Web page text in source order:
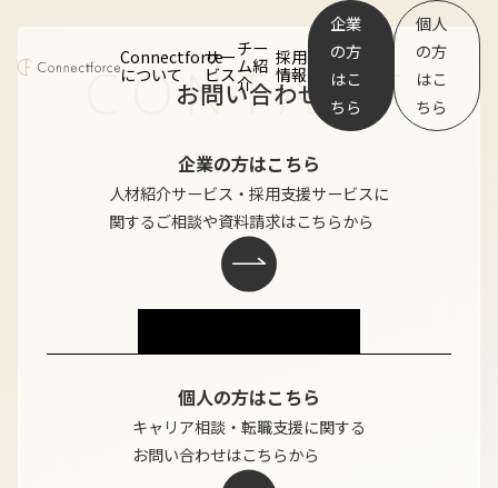
Connectforce
について
サー
ビス
チー
ム紹
介
採用
情報
企業
の方
はこ
ちら
個人
の方
はこ
ちら
Connectforceについて
企業向け人材紹介サービス
個人向けキャリア支援サービス
チーム紹介
CONTACT
お問い合わせ
企業の方はこちら
人材紹介サービス・採用支援サービスに
関するご相談や資料請求はこちらから
個人の方はこちら
キャリア相談・転職支援に関する
お問い合わせはこちらから